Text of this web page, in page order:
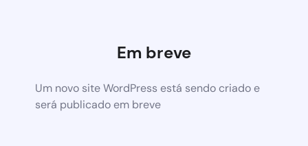
Em breve
Um novo site WordPress está sendo criado e
será publicado em breve